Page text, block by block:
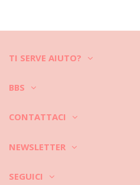
Istruzioni di
Saudacao Ao Sol
devi imparare come prendertene
un must se vuoi goderti il ??tuo
cemento, pietre (ad es. Bordi della
TI SERVE AIUTO?
BBS
CONTATTACI
NEWSLETTER
SEGUICI